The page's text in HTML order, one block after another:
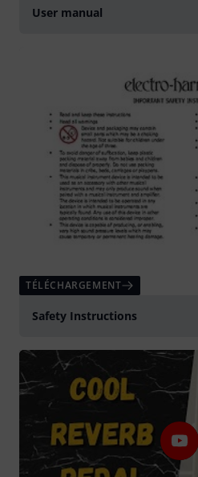
User manual
TÉLÉCHARGEMENT
Safety Instructions